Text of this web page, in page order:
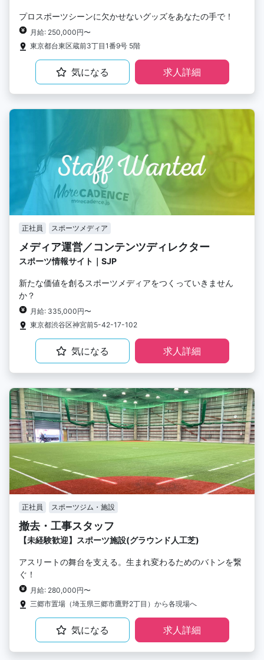
プロスポーツシーンに欠かせないグッズをあなたの手で！
月給: 250,000円〜
東京都台東区蔵前3丁目1番9号 5階
気になる 求人詳細
正社員 スポーツメディア
メディア運営／コンテンツディレクター
スポーツ情報サイト｜SJP
新たな価値を創るスポーツメディアをつくっていきません
か？
月給: 335,000円〜
東京都渋谷区神宮前5-42-17-102
気になる 求人詳細
正社員 スポーツジム・施設
撤去・工事スタッフ
【未経験歓迎】スポーツ施設(グラウンド人工芝)
アスリートの舞台を支える。生まれ変わるためのバトンを繋
ぐ！
月給: 280,000円〜
三郷市置場（埼玉県三郷市鷹野2丁目）から各現場へ
気になる 求人詳細